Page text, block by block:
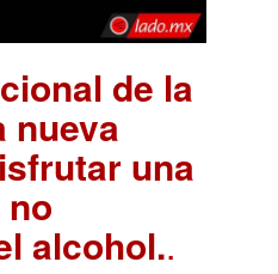
de la
nueva
una
alcohol..